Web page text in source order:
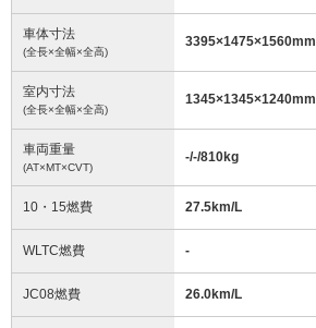
車体寸法
(全長×全幅×全高)
3395×1475×1560mm
室内寸法
(全長×全幅×全高)
1345×1345×1240mm
車両重量
(AT×MT×CVT)
-/-/810kg
10・15燃費 27.5km/L
WLTC燃費 -
JC08燃費 26.0km/L